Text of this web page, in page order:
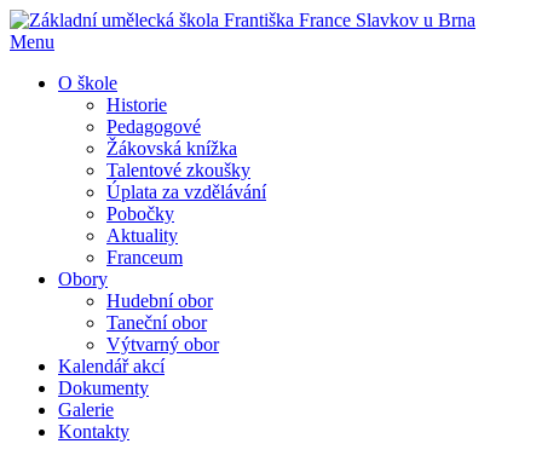
Menu
O škole
Historie
Pedagogové
Žákovská knížka
Talentové zkoušky
Úplata za vzdělávání
Pobočky
Aktuality
Franceum
Obory
Hudební obor
Taneční obor
Výtvarný obor
Kalendář akcí
Dokumenty
Galerie
Kontakty